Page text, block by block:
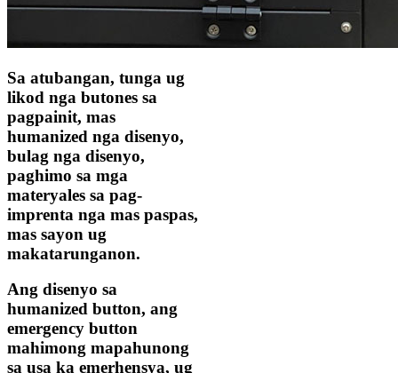
Sa atubangan, tunga ug
likod nga butones sa
pagpainit, mas
humanized nga disenyo,
bulag nga disenyo,
paghimo sa mga
materyales sa pag-
imprenta nga mas paspas,
mas sayon ​​​​ug
makatarunganon.
Ang disenyo sa
humanized button, ang
emergency button
mahimong mapahunong
sa usa ka emerhensya, ug